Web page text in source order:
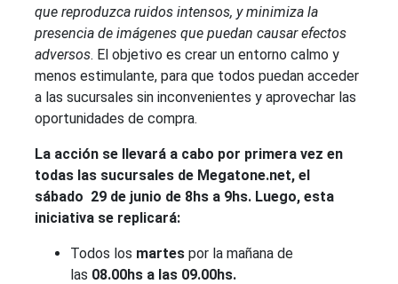
que reproduzca ruidos intensos, y minimiza la
presencia de imágenes que puedan causar efectos
adversos. El objetivo es crear un entorno calmo y
menos estimulante, para que todos puedan acceder
a las sucursales sin inconvenientes y aprovechar las
oportunidades de compra.
La acción se llevará a cabo por primera vez en
todas las sucursales de Megatone.net, el
sábado 29 de junio de 8hs a 9hs. Luego, esta
iniciativa se replicará:
Todos los martes por la mañana de
las 08.00hs a las 09.00hs.